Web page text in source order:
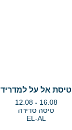
טיסת אל על למדריד
בין
התאריכים,
12.08 - 16.08
טיסה סדירה
EL-AL